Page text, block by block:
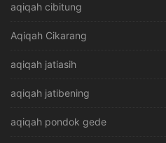
aqiqah cibitung
Aqiqah Cikarang
aqiqah jatiasih
aqiqah jatibening
aqiqah pondok gede